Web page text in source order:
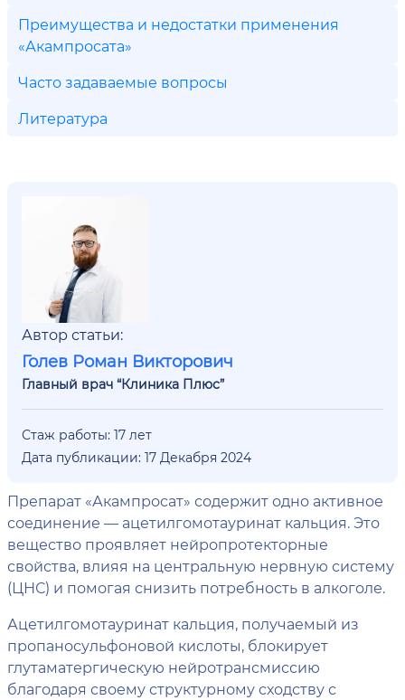
Преимущества и недостатки применения
«Акампросата»
Часто задаваемые вопросы
Литература
Автор статьи:
Голев Роман Викторович
Главный врач “Клиника Плюс”
Стаж работы: 17 лет
Дата публикации: 17 Декабря 2024
Препарат «Акампросат» содержит одно активное
соединение — ацетилгомотауринат кальция. Это
вещество проявляет нейропротекторные
свойства, влияя на центральную нервную систему
(ЦНС) и помогая снизить потребность в алкоголе.
Ацетилгомотауринат кальция, получаемый из
пропаносульфоновой кислоты, блокирует
глутаматергическую нейротрансмиссию
благодаря своему структурному сходству с